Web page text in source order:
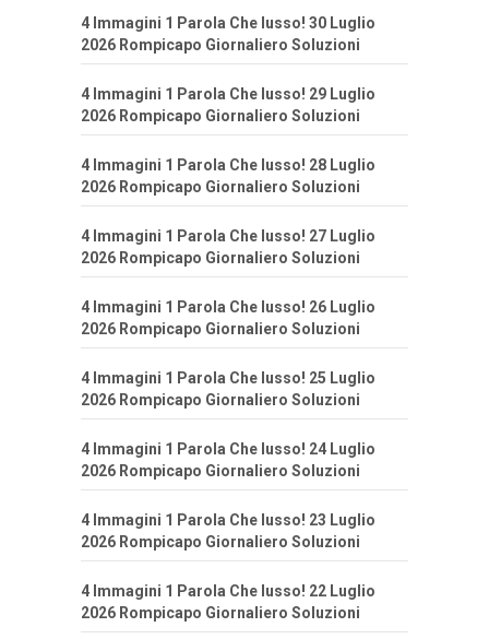
4 Immagini 1 Parola Che lusso! 30 Luglio
2026 Rompicapo Giornaliero Soluzioni
4 Immagini 1 Parola Che lusso! 29 Luglio
2026 Rompicapo Giornaliero Soluzioni
4 Immagini 1 Parola Che lusso! 28 Luglio
2026 Rompicapo Giornaliero Soluzioni
4 Immagini 1 Parola Che lusso! 27 Luglio
2026 Rompicapo Giornaliero Soluzioni
4 Immagini 1 Parola Che lusso! 26 Luglio
2026 Rompicapo Giornaliero Soluzioni
4 Immagini 1 Parola Che lusso! 25 Luglio
2026 Rompicapo Giornaliero Soluzioni
4 Immagini 1 Parola Che lusso! 24 Luglio
2026 Rompicapo Giornaliero Soluzioni
4 Immagini 1 Parola Che lusso! 23 Luglio
2026 Rompicapo Giornaliero Soluzioni
4 Immagini 1 Parola Che lusso! 22 Luglio
2026 Rompicapo Giornaliero Soluzioni